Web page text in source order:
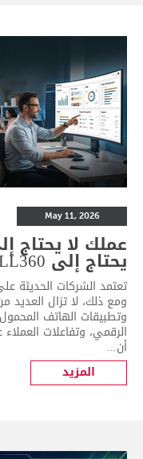
May 11, 2026
عملك لا يحتاج
يحتاج إلى TheWALL360.
تعتمد الشركات الحديثة
ومع ذلك، لا تزال العديد
وتطبيقات الهاتف
الرقمي، وتفاعلات
أن...
المزيد